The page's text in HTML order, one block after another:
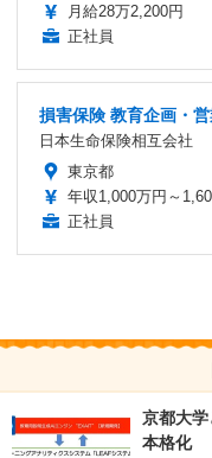
月給28万2,200円
正社員
損害保険 教育企画・
日本生命保険相互会社
東京都
年収1,000万円～
正社員
京都大
本格化